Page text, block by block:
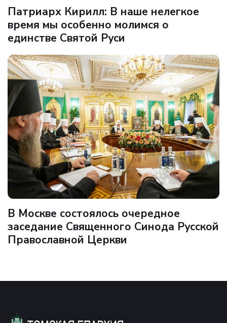
Патриарх Кирилл: В наше нелегкое
время мы особенно молимся о
единстве Святой Руси
В Москве состоялось очередное
заседание Священного Синода Русской
Православной Церкви